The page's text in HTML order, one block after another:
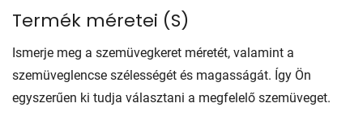
Termék méretei (S)
Ismerje meg a szemüvegkeret méretét, valamint a
szemüveglencse szélességét és magasságát. Így Ön
egyszerűen ki tudja választani a megfelelő szemüveget.